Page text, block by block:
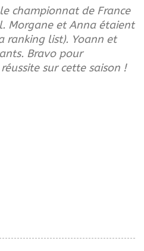
championnat de France
Morgane et Anna étaient
ranking list). Yoann et
Bravo pour
sur cette saison !